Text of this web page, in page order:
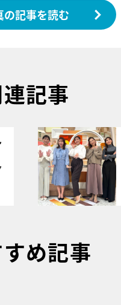
の記事を読む
記事
め記事